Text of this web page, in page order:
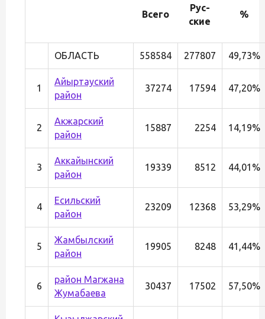
Всего
Рус-
ские
%
ОБЛАСТЬ 558584 277807 49,73%
1
Айыртауский
район
37274 17594 47,20%
2
Акжарский
район
15887 2254 14,19%
3
Аккайынский
район
19339 8512 44,01%
4
Есильский
район
23209 12368 53,29%
5
Жамбылский
район
19905 8248 41,44%
6
район Магжана
Жумабаева
30437 17502 57,50%